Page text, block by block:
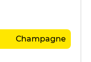
Champagne